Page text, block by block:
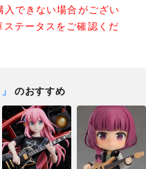
入できない場合がござい
テータスをご確認くだ
のおすすめ